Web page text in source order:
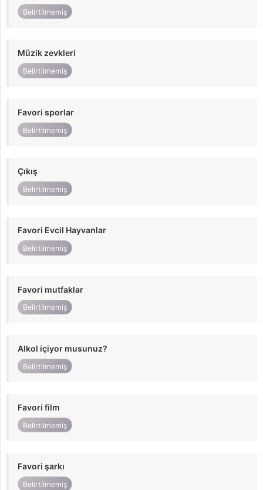
Belirtilmemiş
Müzik zevkleri
Belirtilmemiş
Favori sporlar
Belirtilmemiş
Çıkış
Belirtilmemiş
Favori Evcil Hayvanlar
Belirtilmemiş
Favori mutfaklar
Belirtilmemiş
Alkol içiyor musunuz?
Belirtilmemiş
Favori film
Belirtilmemiş
Favori şarkı
Belirtilmemiş